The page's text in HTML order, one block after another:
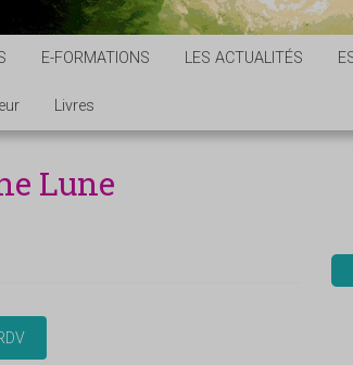
E-FORMATIONS LES ACTUALITÉS
Livres
Lune